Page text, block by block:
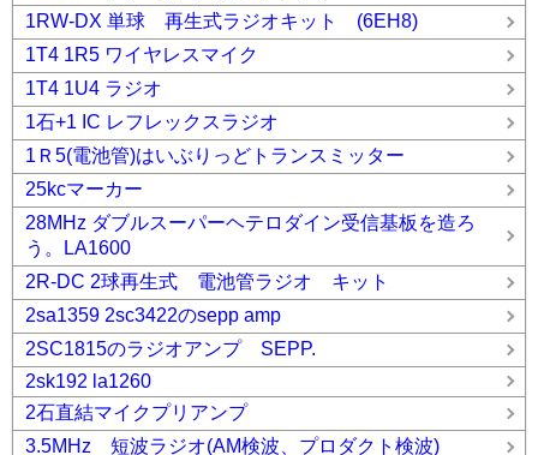
1RW-DX 単球 再生式ラジオキット (6EH8)
1T4 1R5 ワイヤレスマイク
1T4 1U4 ラジオ
1石+1 IC レフレックスラジオ
1Ｒ5(電池管)はいぶりっどトランスミッター
25kcマーカー
28MHz ダブルスーパーヘテロダイン受信基板を造ろ
う。LA1600
2R-DC 2球再生式 電池管ラジオ キット
2sa1359 2sc3422のsepp amp
2SC1815のラジオアンプ SEPP.
2sk192 la1260
2石直結マイクプリアンプ
3.5MHz 短波ラジオ(AM検波、プロダクト検波)